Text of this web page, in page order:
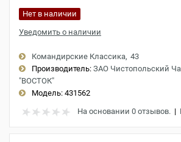
Нет в наличии
Уведомить о наличии
Командирские Классика 43
Производитель: ЗАО Чистопольский
"ВОСТОК"
Модель: 431562
На основании 0 отзывов. |